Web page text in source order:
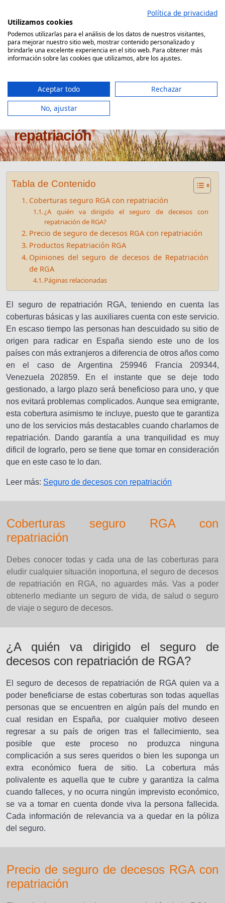
contenido
Comparador Seguro Decesos
Seguro de decesos RGA con
repatriación
Tabla de Contenido
Coberturas seguro RGA con repatriación
¿A quién va dirigido el seguro de decesos con
repatriación de RGA?
Precio de seguro de decesos RGA con repatriación
Productos Repatriación RGA
Opiniones del seguro de decesos de Repatriación
de RGA
Páginas relacionadas
El seguro de repatriación RGA, teniendo en cuenta las
coberturas básicas y las auxiliares cuenta con este servicio.
En escaso tiempo las personas han descuidado su sitio de
origen para radicar en España siendo este uno de los
países con más extranjeros a diferencia de otros años como
en el caso de Argentina 259946 Francia 209344,
Venezuela 202859. En el instante que se deje todo
gestionado, a largo plazo será beneficioso para uno, y que
nos evitará problemas complicados. Aunque sea emigrante,
esta cobertura asimismo te incluye, puesto que te garantiza
uno de los servicios más destacables cuando charlamos de
repatriación. Dando garantía a una tranquilidad es muy
dificil de lograrlo, pero se tiene que tomar en consideración
que en este caso te lo dan.
Leer más: Seguro de decesos con repatriación
Coberturas seguro RGA con
repatriación
Debes conocer todas y cada una de las coberturas para
eludir cualquier situación inoportuna, el seguro de decesos
de repatriación en RGA, no aguardes más. Vas a poder
obtenerlo mediante un seguro de vida, de salud o seguro
de viaje o seguro de decesos.
¿A quién va dirigido el seguro de
decesos con repatriación de RGA?
El seguro de decesos de repatriación de RGA quien va a
poder beneficiarse de estas coberturas son todas aquellas
personas que se encuentren en algún país del mundo en
cual residan en España, por cualquier motivo deseen
regresar a su país de origen tras el fallecimiento, sea
posible que este proceso no produzca ninguna
complicación a sus seres queridos o bien les suponga un
extra económico fuera de sitio. La cobertura más
polivalente es aquella que te cubre y garantiza la calma
cuando falleces, y no ocurra ningún imprevisto económico,
se va a tomar en cuenta donde viva la persona fallecida.
Cada información de relevancia va a quedar en la póliza
del seguro.
Precio de seguro de decesos RGA con
repatriación
Política de privacidad
Utilizamos cookies
Podemos utilizarlas para el análisis de los datos de nuestros visitantes,
para mejorar nuestro sitio web, mostrar contenido personalizado y
brindarle una excelente experiencia en el sitio web. Para obtener más
información sobre las cookies que utilizamos, abre los ajustes.
Aceptar todo
Rechazar
No, ajustar